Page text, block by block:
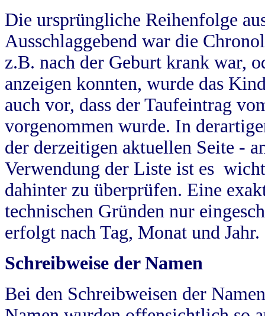
Die ursprüngliche Reihenfolge
Ausschlaggebend war die
z.B. nach der Geburt krank war,
anzeigen konnten, wurde das
auch vor, dass der Taufeintrag
vorgenommen wurde. In
der derzeitigen aktuellen Seite -
Verwendung der Liste ist es
dahinter zu überprüfen. Eine
technischen Gründen nur
erfolgt nach Tag, Monat und Jahr.
Schreibweise der Namen
Bei den Schreibweisen der